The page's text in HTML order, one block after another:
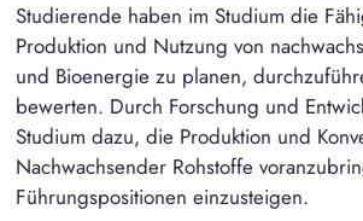
Studierende haben im Studium die
Produktion und Nutzung von
und Bioenergie zu planen,
bewerten. Durch Forschung und
Studium dazu, die Produktion und
Nachwachsender Rohstoffe
Führungspositionen einzusteigen.